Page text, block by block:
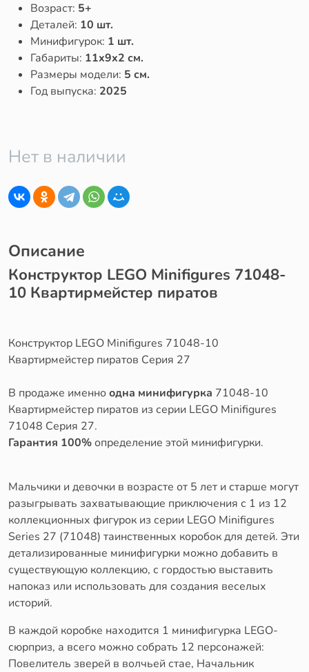
Возраст: 5+
Деталей: 10 шт.
Минифигурок: 1 шт.
Габариты: 11x9x2 см.
Размеры модели: 5 см.
Год выпуска: 2025
Нет в наличии
Описание
Конструктор LEGO Minifigures 71048-
10 Квартирмейстер пиратов
Конструктор LEGO Minifigures 71048-10
Квартирмейстер пиратов Серия 27
В продаже именноодна минифигурка 71048-10
Квартирмейстер пиратов из серии LEGO Minifigures
71048 Серия 27.
Гарантия 100%определение этой минифигурки.
Мальчики и девочки в возрасте от 5 лет и старше могут
разыгрывать захватывающие приключения с 1 из 12
коллекционных фигурок из серии LEGO Minifigures
Series 27 (71048) таинственных коробок для детей. Эти
детализированные минифигурки можно добавить в
существующую коллекцию, с гордостью выставить
напоказ или использовать для создания веселых
историй.
В каждой коробке находится 1 минифигурка LEGO-
сюрприз, а всего можно собрать 12 персонажей:
Повелитель зверей в волчьей стае, Начальник